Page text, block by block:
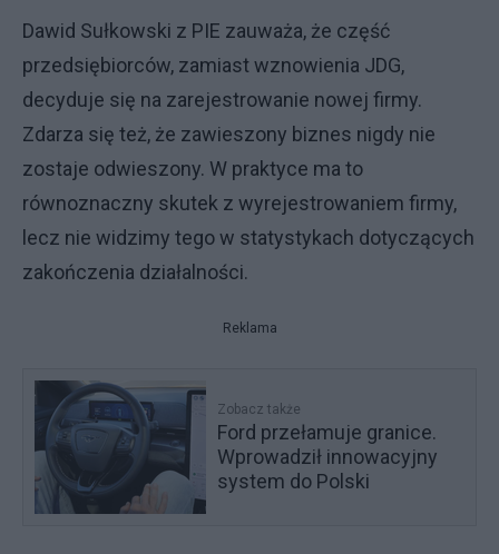
Dawid Sułkowski z PIE zauważa, że część
przedsiębiorców, zamiast wznowienia JDG,
decyduje się na zarejestrowanie nowej firmy.
Zdarza się też, że zawieszony biznes nigdy nie
zostaje odwieszony. W praktyce ma to
równoznaczny skutek z wyrejestrowaniem firmy,
lecz nie widzimy tego w statystykach dotyczących
zakończenia działalności.
Reklama
Zobacz także
Ford przełamuje granice.
Wprowadził innowacyjny
system do Polski